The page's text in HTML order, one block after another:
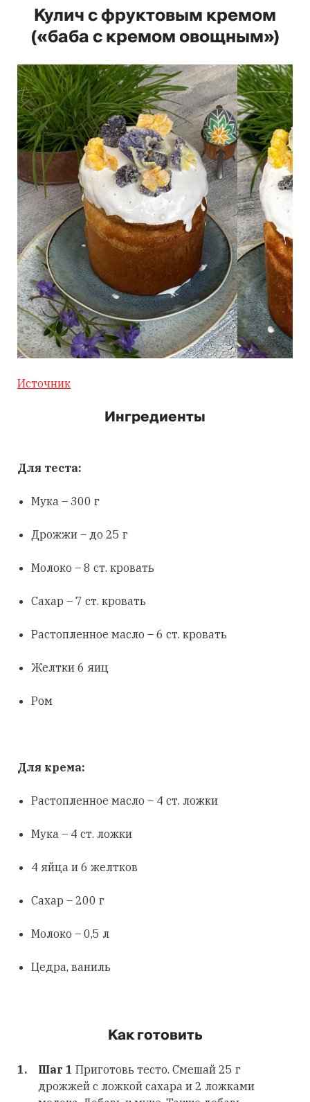
Кулич с фруктовым кремом
(«баба с кремом овощным»)
Источник
Ингредиенты
Для теста:
Мука – 300 г
Дрожжи – до 25 г
Молоко – 8 ст. кровать
Сахар – 7 ст. кровать
Растопленное масло – 6 ст. кровать
Желтки 6 яиц
Ром
Для крема:
Растопленное масло – 4 ст. ложки
Мука – 4 ст. ложки
4 яйца и 6 желтков
Сахар – 200 г
Молоко – 0,5 л
Цедра, ваниль
Как готовить
Шаг 1 Приготовь тесто. Смешай 25 г
дрожжей с ложкой сахара и 2 ложками